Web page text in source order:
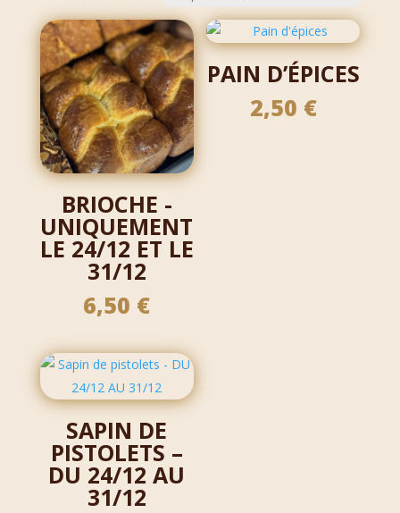
BRIOCHE -
UNIQUEMENT
LE 24/12 ET LE
31/12
6,50 €
PAIN D’ÉPICES
2,50 €
SAPIN DE
PISTOLETS –
DU 24/12 AU
31/12